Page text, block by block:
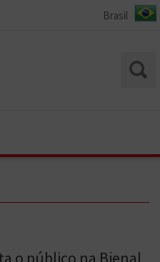
o público na Bienal